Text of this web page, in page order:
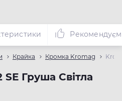
Крайка Кромка Kromag
Груша Світла